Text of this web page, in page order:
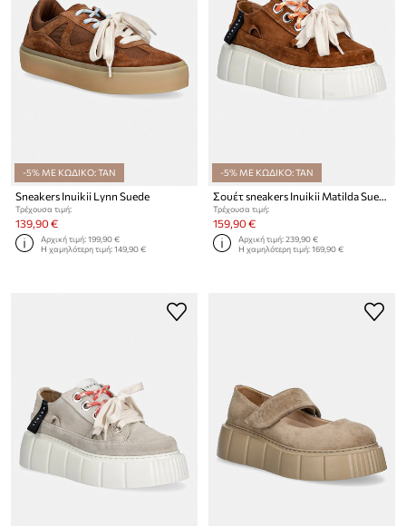
-5% ΜΕ ΚΩΔΙΚΟ: TAN
Sneakers Inuikii Lynn Suede
Τρέχουσα τιμή:
139,90 €
Αρχική τιμή:199,90 €
Η χαμηλότερη τιμή:149,90 €
-5% ΜΕ ΚΩΔΙΚΟ: TAN
Τρέχουσα τιμή:
159,90 €
Αρχική τιμή:239,90 €
Η χαμηλότερη τιμή:169,90 €